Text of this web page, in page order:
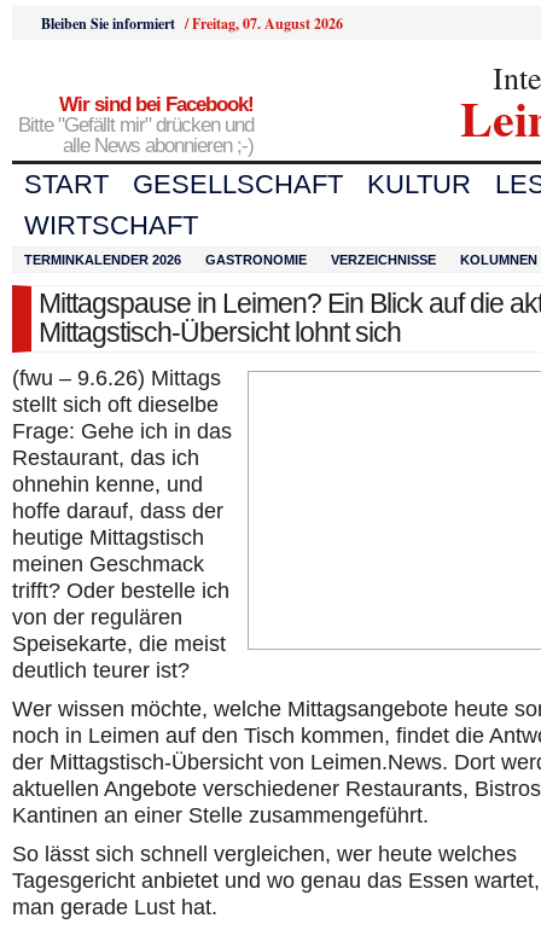
Bleiben Sie informiert /Freitag, 07. August 2026
Wir sind bei Facebook!
Bitte "Gefällt mir" drücken und
alle News abonnieren ;-)
START GESELLSCHAFT KULTUR
WIRTSCHAFT
TERMINKALENDER 2026 GASTRONOMIE VERZEICHNISSE KOLUMNEN
Mittagspause in Leimen? Ein Blick auf die
Mittagstisch-Übersicht lohnt sich
(fwu – 9.6.26) Mittags
stellt sich oft dieselbe
Frage: Gehe ich in das
Restaurant, das ich
ohnehin kenne, und
hoffe darauf, dass der
heutige Mittagstisch
meinen Geschmack
trifft? Oder bestelle ich
von der regulären
Speisekarte, die meist
deutlich teurer ist?
Wer wissen möchte, welche Mittagsangebote heute
noch in Leimen auf den Tisch kommen, findet die
der Mittagstisch-Übersicht von Leimen.News. Dort
aktuellen Angebote verschiedener Restaurants,
Kantinen an einer Stelle zusammengeführt.
So lässt sich schnell vergleichen, wer heute welches
Tagesgericht anbietet und wo genau das Essen
man gerade Lust hat.